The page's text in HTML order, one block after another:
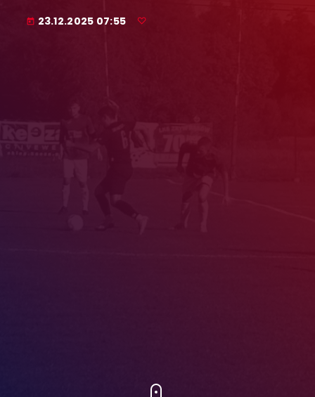
today 23.12.2025 07:55